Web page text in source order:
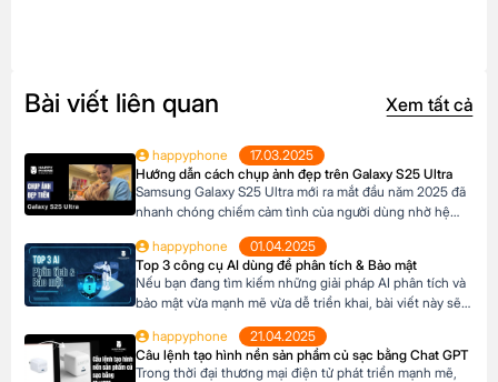
Bài viết liên quan Xem tất cả
happyphone
17.03.2025
Hướng dẫn cách chụp ảnh đẹp trên Galaxy S25 Ultra
Samsung Galaxy S25 Ultra mới ra mắt đầu năm 2025 đã
nhanh chóng chiếm cảm tình của người dùng nhờ hệ
200MP, khả năng zoom xa ấn tượng và các tính năng
thông minh giúp ghi lại những khoảnh khắc đẹp trong
cuộc sống. Sau đây […]
happyphone
01.04.2025
Top 3 công cụ AI dùng để phân tích & Bảo mật
Nếu bạn đang tìm kiếm những giải pháp AI phân tích và
bảo mật vừa mạnh mẽ vừa dễ triển khai, bài viết này sẽ
nhất hiện nay gồm Ferret, Cheq và Neowin. Ferret,
Cheq và Neowin đều là những công cụ […]
happyphone
21.04.2025
Câu lệnh tạo hình nền sản phẩm củ sạc bằng Chat GPT
Trong thời đại thương mại điện tử phát triển mạnh mẽ,